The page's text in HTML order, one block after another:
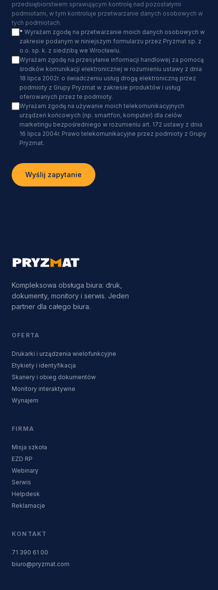
przedsiębiorstwem sprawującym kontrolę nad pozostałymi
podmiotami, w tym kontroluje przetwarzanie danych osobowych w
tych podmiotach.
* Wyrażam zgodę na przetwarzanie moich danych osobowych w
zakresie podanym w niniejszym formularzu przez Pryzmat sp. z
o.o. sp. k. z siedzibą we Wrocławiu.
Wyrażam zgodę na przesyłanie informacji handlowej za pomocą
środków komunikacji elektronicznej w rozumieniu ustawy z dnia
18 lipca 2002r. o świadczeniu usług drogą elektroniczną przez
podmioty z Grupy Pryzmat w zakresie produktów i usług
oferowanych przez te podmioty.
Wyrażam zgodę na używanie moich telekomunikacyjnych
urządzeń końcowych (np. smartfon, komputer) dla celów
marketingu bezpośredniego w rozumieniu art. 172 ustawy z dnia
16 lipca 2004r. Prawo telekomunikacyjne przez podmioty z Grupy
Pryzmat.
Wyślij zapytanie
Kompleksowa obsługa biura: druk,
dokumenty, monitory i serwis. Jeden
partner dla całego biura.
OFERTA
Drukarki i urządzenia wielofunkcyjne
Etykiety i identyfikacja
Skanery i obieg dokumentów
Monitory interaktywne
Wynajem
FIRMA
Misja szkoła
EZD RP
Webinary
Serwis
Helpdesk
Reklamacje
KONTAKT
71 390 61 00
biuro@pryzmat.com